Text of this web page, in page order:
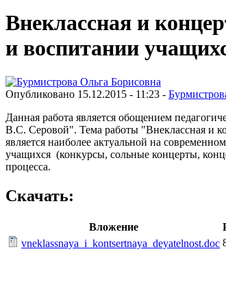
Внеклассная и
и воспитании
Опубликовано 15.12.2015 - 11:23 -
Данная работа является обощением
В.С. Серовой". Тема работы "Внеклассная и
является наиболее актуальной на
учащихся (конкурсы, сольные концерты,
процесса.
Скачать:
Вложение
vneklassnaya_i_kontsertnaya_deyatelnost.doc